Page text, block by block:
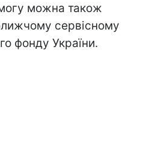
можна також
сервісному
фонду України.